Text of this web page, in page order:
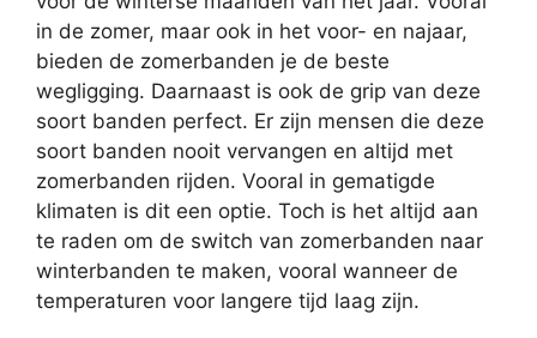
in de zomer, maar ook in het voor- en najaar,
bieden de zomerbanden je de beste
wegligging. Daarnaast is ook de grip van deze
soort banden perfect. Er zijn mensen die deze
soort banden nooit vervangen en altijd met
zomerbanden rijden. Vooral in gematigde
klimaten is dit een optie. Toch is het altijd aan
te raden om de switch van zomerbanden naar
winterbanden te maken, vooral wanneer de
temperaturen voor langere tijd laag zijn.